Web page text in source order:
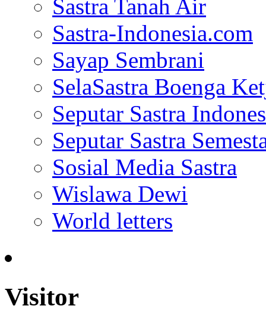
Sastra Tanah Air
Sastra-Indonesia.com
Sayap Sembrani
SelaSastra Boenga
Seputar Sastra
Seputar Sastra
Sosial Media Sastra
Wislawa Dewi
World letters
Visitor